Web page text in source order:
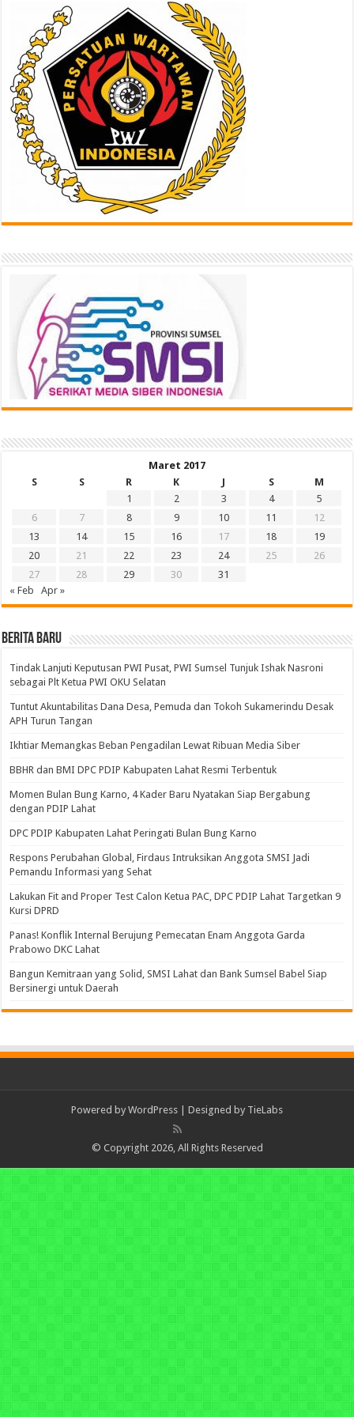
Maret 2017
S
S R K J S
M
1
2 3 4
5
6
7 8 9 10 11
12
13
14 15 16 17 18
19
20
21 22 23 24 25
26
27
28 29 30
31
« Feb
Apr »
BERITA BARU
Tindak Lanjuti Keputusan PWI Pusat, PWI Sumsel Tunjuk Ishak Nasroni
sebagai Plt Ketua PWI OKU Selatan
Tuntut Akuntabilitas Dana Desa, Pemuda dan Tokoh Sukamerindu Desak
APH Turun Tangan
Ikhtiar Memangkas Beban Pengadilan Lewat Ribuan Media Siber
BBHR dan BMI DPC PDIP Kabupaten Lahat Resmi Terbentuk
Momen Bulan Bung Karno, 4 Kader Baru Nyatakan Siap Bergabung
dengan PDIP Lahat
DPC PDIP Kabupaten Lahat Peringati Bulan Bung Karno
Respons Perubahan Global, Firdaus Intruksikan Anggota SMSI Jadi
Pemandu Informasi yang Sehat
Lakukan Fit and Proper Test Calon Ketua PAC, DPC PDIP Lahat Targetkan 9
Kursi DPRD
Panas! Konflik Internal Berujung Pemecatan Enam Anggota Garda
Prabowo DKC Lahat
Bangun Kemitraan yang Solid, SMSI Lahat dan Bank Sumsel Babel Siap
Bersinergi untuk Daerah
Powered by WordPress | Designed by TieLabs
© Copyright 2026, All Rights Reserved